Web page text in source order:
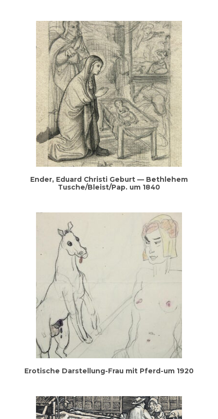
Ender, Edu­ard Chris­ti Geburt — Beth­le­hem
Tusche/Bleist/Pap. um 1840
Ero­ti­sche Dar­stel­lung-Frau mit Pferd-um 1920